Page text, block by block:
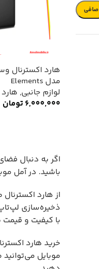
صافی
هارد اکسترنال
مدل Elements
لوازم جانبی, هارد
6,000,000 تومان
اگر به دنبال
باشید. درآمل
از هارد
ذخیره‌سازی
با کیفیت و قیمت
خرید هارد
موبایل